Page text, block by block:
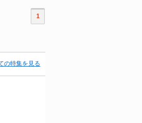
1
の特集を見る